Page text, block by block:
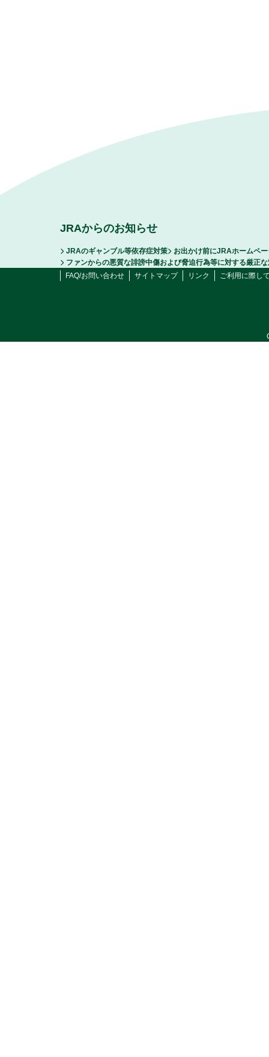
JRAからのお知らせ
JRAのギャンブル等依存症対策
お出かけ前にJRAホームペ
ファンからの悪質な誹謗中傷および脅迫行為等に対する厳正
FAQ/お問い合わせ
サイトマップ リンク ご利用に際し